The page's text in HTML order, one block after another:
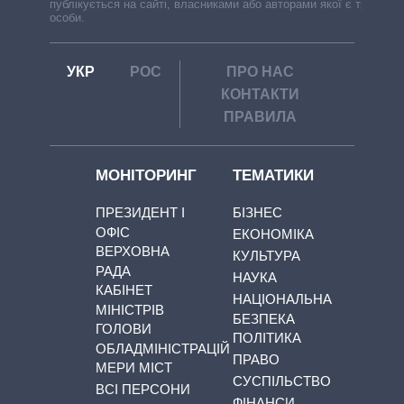
публікується на сайті, власниками або авторами якої є треті
особи.
УКР РОС
ПРО НАС
КОНТАКТИ
ПРАВИЛА
МОНІТОРИНГ
ПРЕЗИДЕНТ І
ОФІС
ВЕРХОВНА
РАДА
КАБІНЕТ
МІНІСТРІВ
ГОЛОВИ
ОБЛАДМІНІСТРАЦІЙ
МЕРИ МІСТ
ВСІ ПЕРСОНИ
ТЕМАТИКИ
БІЗНЕС
ЕКОНОМІКА
КУЛЬТУРА
НАУКА
НАЦІОНАЛЬНА
БЕЗПЕКА
ПОЛІТИКА
ПРАВО
СУСПІЛЬСТВО